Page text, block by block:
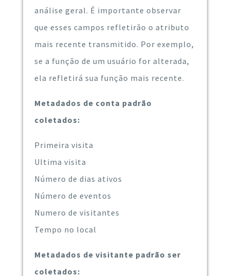
análise geral. É importante observar
que esses campos refletirão o atributo
mais recente transmitido. Por exemplo,
se a função de um usuário for alterada,
ela refletirá sua função mais recente.
Metadados de conta padrão
coletados:
Primeira visita
Ultima visita
Número de dias ativos
Número de eventos
Numero de visitantes
Tempo no local
Metadados de visitante padrão ser
coletados: